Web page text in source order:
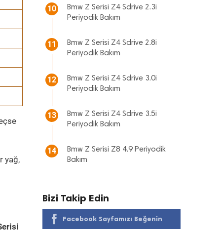
yağ,
10
Bmw Z Serisi Z4 Sdrive 2.3i
Periyodik Bakım
11
Bmw Z Serisi Z4 Sdrive 2.8i
Periyodik Bakım
12
Bmw Z Serisi Z4 Sdrive 3.0i
Periyodik Bakım
13
Bmw Z Serisi Z4 Sdrive 3.5i
Periyodik Bakım
14
Bmw Z Serisi Z8 4.9 Periyodik
Bakım
Bizi Takip Edin
Facebook Sayfamızı Beğenin